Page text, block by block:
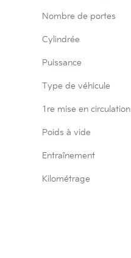
Nombre de portes
Cylindrée
Puissance
Type de véhicule
1re mise en circulation
Poids à vide
Entraînement
Kilométrage